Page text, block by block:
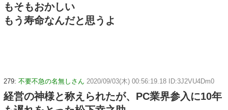
もそもおかしい
もう寿命なんだと思うよ
279: 不要不急の名無しさん 2020/09/03(木) 00:56:19.18 ID:3J2VU4Dm0
経営の神様と称えられたが、PC業界参入に10年